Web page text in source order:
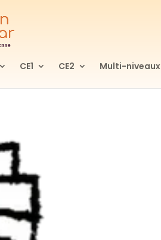
CE1 CE2 Multi-niveaux